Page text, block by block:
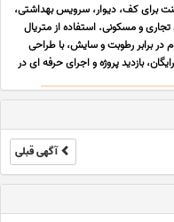
برای کف، دیوار، سرویس بهداشتی،
و مسکونی. استفاده از متریال
در برابر رطوبت و سایش، با طراحی
بازدید پروژه و اجرای حرفه ای در
...
آگهی قبلی